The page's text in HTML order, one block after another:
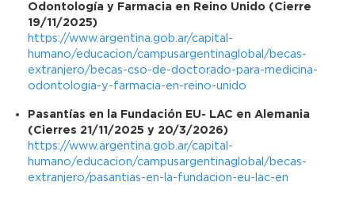
Odontología y Farmacia en Reino Unido (Cierre
19/11/2025)
https://www.argentina.gob.ar/capital-
humano/educacion/campusargentinaglobal/becas-
extranjero/becas-cso-de-doctorado-para-medicina-
odontologia-y-farmacia-en-reino-unido
Pasantías en la Fundación EU- LAC en Alemania
(Cierres 21/11/2025 y 20/3/2026)
https://www.argentina.gob.ar/capital-
humano/educacion/campusargentinaglobal/becas-
extranjero/pasantias-en-la-fundacion-eu-lac-en